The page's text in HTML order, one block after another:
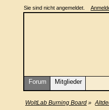
Sie sind nicht angemeldet.
Forum Mitglieder
WoltLab Burning Board »